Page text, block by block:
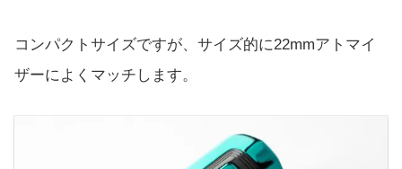
コンパクトサイズですが、サイズ的に22mmアトマイ
ザーによくマッチします。